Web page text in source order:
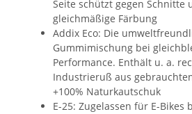
Seite schützt gegen Schnitte
gleichmäßige Färbung
Addix Eco: Die
Gummimischung bei
Performance. Enthält u. a.
Industrieruß aus
+100% Naturkautschuk
E-25: Zugelassen für E-Bikes